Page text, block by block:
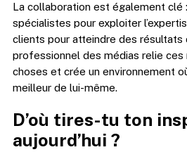
La collaboration est également clé
spécialistes pour exploiter
clients pour atteindre des résultats
professionnel des médias relie ces
choses et crée un environnement
meilleur de lui-même.
D’où tires-tu ton
aujourd’hui ?